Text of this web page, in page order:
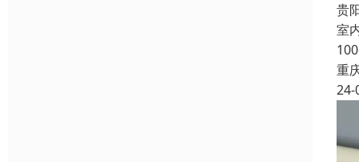
贵
室
重
24-